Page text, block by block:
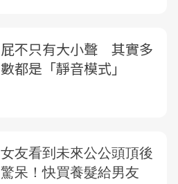
屁不只有大小聲 其實多
數都是「靜音模式」